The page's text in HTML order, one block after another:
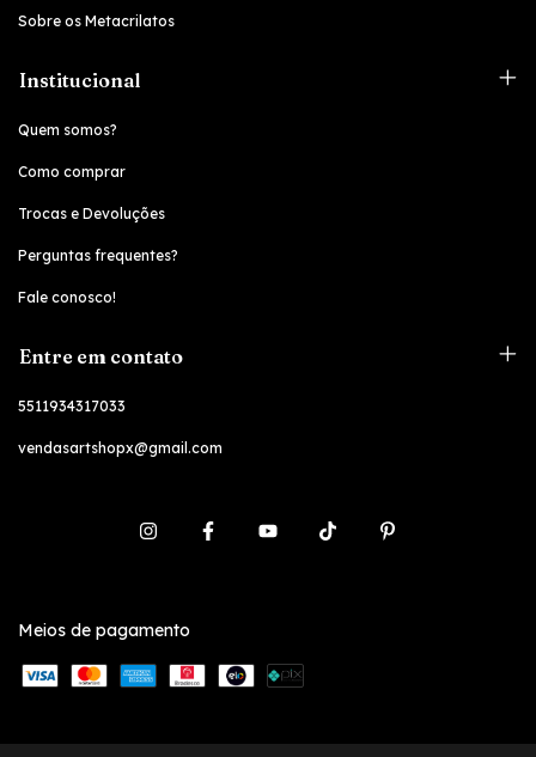
Sobre os Metacrilatos
Institucional
Quem somos?
Como comprar
Trocas e Devoluções
Perguntas frequentes?
Fale conosco!
Entre em contato
5511934317033
vendasartshopx@gmail.com
Meios de pagamento